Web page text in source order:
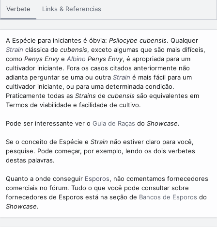
r
i
s
h
d
a
t
e
l
e
e
a
d
i
m
e
Verbete Links & Referencias
A Espécie para iniciantes é óbvia: Psilocybe cubensis. Qualquer
Strain clássica de cubensis, exceto algumas que são mais difíceis,
como Penys Envye Albino Penys Envy, é apropriada para um
cultivador iniciante. Fora os casos citados anteriormente não
adianta perguntar se uma ou outra Strain é mais fácil para um
cultivador iniciante, ou para uma determinada condição.
Praticamente todas as Strains de cubensis são equivalentes em
Termos de viabilidade e facilidade de cultivo.
Pode ser interessante ver o Guia de Raças do Showcase.
Se o conceito de Espécie e Strain não estiver claro para você,
pesquise. Pode começar, por exemplo, lendo os dois verbetes
destas palavras.
Quanto a onde conseguir Esporos, não comentamos fornecedores
comerciais no fórum. Tudo o que você pode consultar sobre
fornecedores de Esporos está na seção de Bancos de Esporos do
Showcase.